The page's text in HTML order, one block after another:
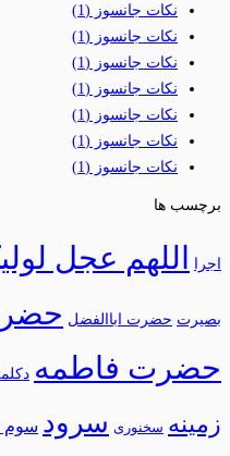
نکات جانسوز (1)
نکات جانسوز (1)
نکات جانسوز (1)
نکات جانسوز (1)
نکات جانسوز (1)
نکات جانسوز (1)
نکات جانسوز (1)
برچسب ها
اجرا اللهم عجل
بصیرت حضرت اباالفضل
حضرت فاطمه
زمینه سخنوری سرود سوم